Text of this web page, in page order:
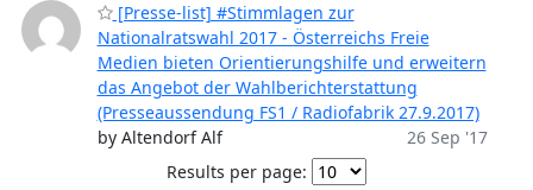
[Presse-list] #Stimmlagen zur
Nationalratswahl 2017 - Österreichs Freie
Medien bieten Orientierungshilfe und erweitern
das Angebot der Wahlberichterstattung
(Presseaussendung FS1 / Radiofabrik 27.9.2017)
by Altendorf Alf
26 Sep '17
Results per page: